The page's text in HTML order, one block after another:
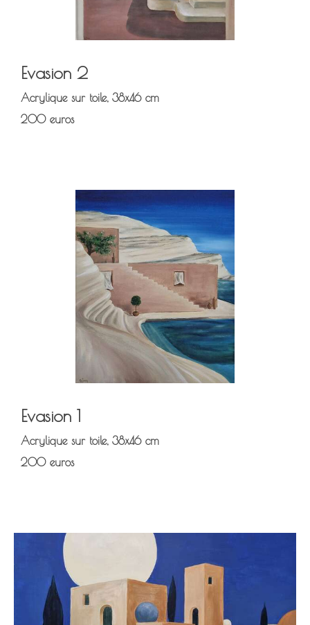
Evasion 2
Acrylique sur toile, 38x46 cm
200 euros
Evasion 1
Acrylique sur toile, 38x46 cm
200 euros